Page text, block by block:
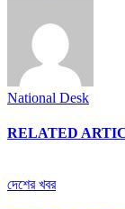
National Desk
RELATED
দেশের খবর